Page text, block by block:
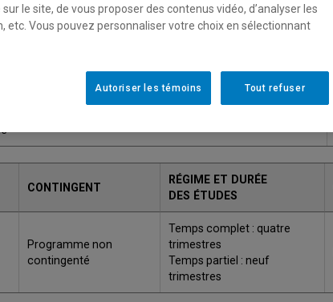
CONTINGENT
RÉGIME ET DURÉE
DES ÉTUDES
Programme non
contingenté
Temps complet : quatre
trimestres
Temps partiel : neuf
trimestres
le site, de vous proposer des contenus vidéo, d’analyser les
Vous pouvez personnaliser votre choix en sélectionnant
Tout refuser
Autoriser les témoins